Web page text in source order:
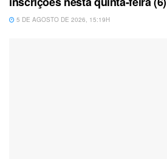
5 DE AGOSTO DE 2026, 15:19H